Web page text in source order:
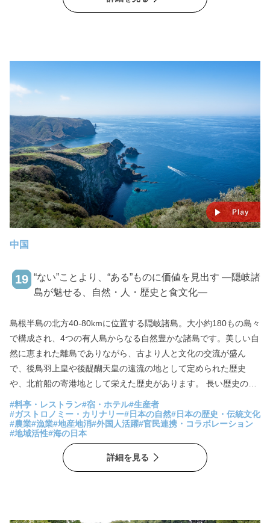
新たなブランドへと成長させてきた専務取締役の君ヶ洞剛一さん
中国
19 “ない”ことより、“ある”ものに価値を見出す ―隠岐諸
島が魅せる、自然・人・歴史と食文化―
島根半島の北方40-80kmに位置する隠岐諸島。大小約180もの島々
で構成され、4つの有人島からなる自然豊かな諸島です。美しい自
然に恵まれた離島でありながら、古より人と文化の交流が盛ん
で、後鳥羽上皇や後醍醐天皇の遠流の地として定められた歴史
や、北前船の寄港地として栄えた歴史があります。 長い歴史の中
で生まれた多様で豊かな文化は今もなお受け継がれ、そして隠岐
に魅了された多くの人々が移り住む、移住者の多い島としても有
名です。その移住者たちが、古事記に登場するほどに長い隠岐諸
島の歴史を温ねて、島の新しい未来を創るために奔走していま
す。離島というハンデから“ない”ものが多い暮らしの中で、この離
島だからこそ“ある”ものに気付き始めた人々がそこにはいました。
#料亭・レストラン#宿・ホテル#生産者
#ガストロノミー・カリナリー#日本の自然#日本の歴史・伝統文化
#農業#漁業#地産地消#外国人活躍#官民連携・コラボレーション
#地域活性#海の日本
詳細を見る